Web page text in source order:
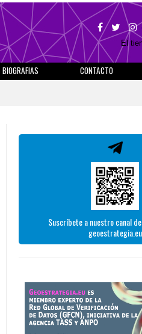
El
BIOGRAFIAS CONTACTO
Suscríbete a nuestro canal
geoestrategia.eu